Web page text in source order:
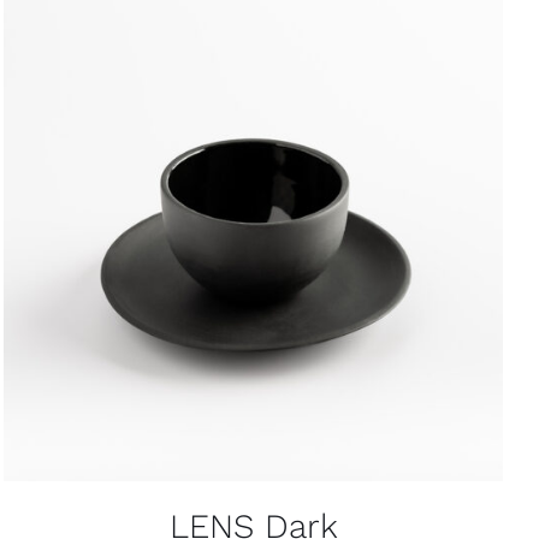
IN DEN WARENKORB DETAILS
LENS Dark